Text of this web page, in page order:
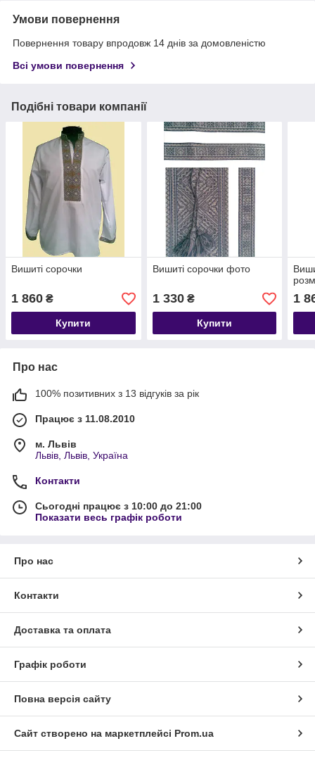
Умови повернення
Повернення товару впродовж 14 днів за домовленістю
Всі умови повернення
Подібні товари компанії
Вишиті сорочки
1 860 ₴
Купити
Вишиті сорочки фото
1 330₴
Купити
1
Про нас
100% позитивних з 13 відгуків за рік
Працює з 11.08.2010
м. Львів
Львів, Львів, Україна
Контакти
Сьогодні працює з 10:00 до 21:00
Показати весь графік роботи
Про нас
Контакти
Доставка та оплата
Графік роботи
Повна версія сайту
Сайт створено на маркетплейсі Prom.ua